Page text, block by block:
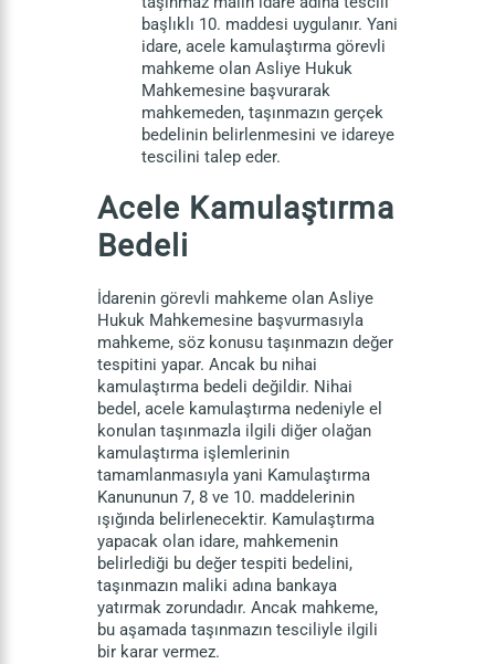
başlıklı 10. maddesi uygulanır. Yani
idare, acele kamulaştırma görevli
mahkeme olan Asliye Hukuk
Mahkemesine başvurarak
mahkemeden, taşınmazın gerçek
bedelinin belirlenmesini ve idareye
tescilini talep eder.
Acele Kamulaştırma
Bedeli
İdarenin görevli mahkeme olan Asliye
Hukuk Mahkemesine başvurmasıyla
mahkeme, söz konusu taşınmazın değer
tespitini yapar. Ancak bu nihai
kamulaştırma bedeli değildir. Nihai
bedel, acele kamulaştırma nedeniyle el
konulan taşınmazla ilgili diğer olağan
kamulaştırma işlemlerinin
tamamlanmasıyla yani Kamulaştırma
Kanununun 7, 8 ve 10. maddelerinin
ışığında belirlenecektir. Kamulaştırma
yapacak olan idare, mahkemenin
belirlediği bu değer tespiti bedelini,
taşınmazın maliki adına bankaya
yatırmak zorundadır. Ancak mahkeme,
bu aşamada taşınmazın tesciliyle ilgili
bir karar vermez.